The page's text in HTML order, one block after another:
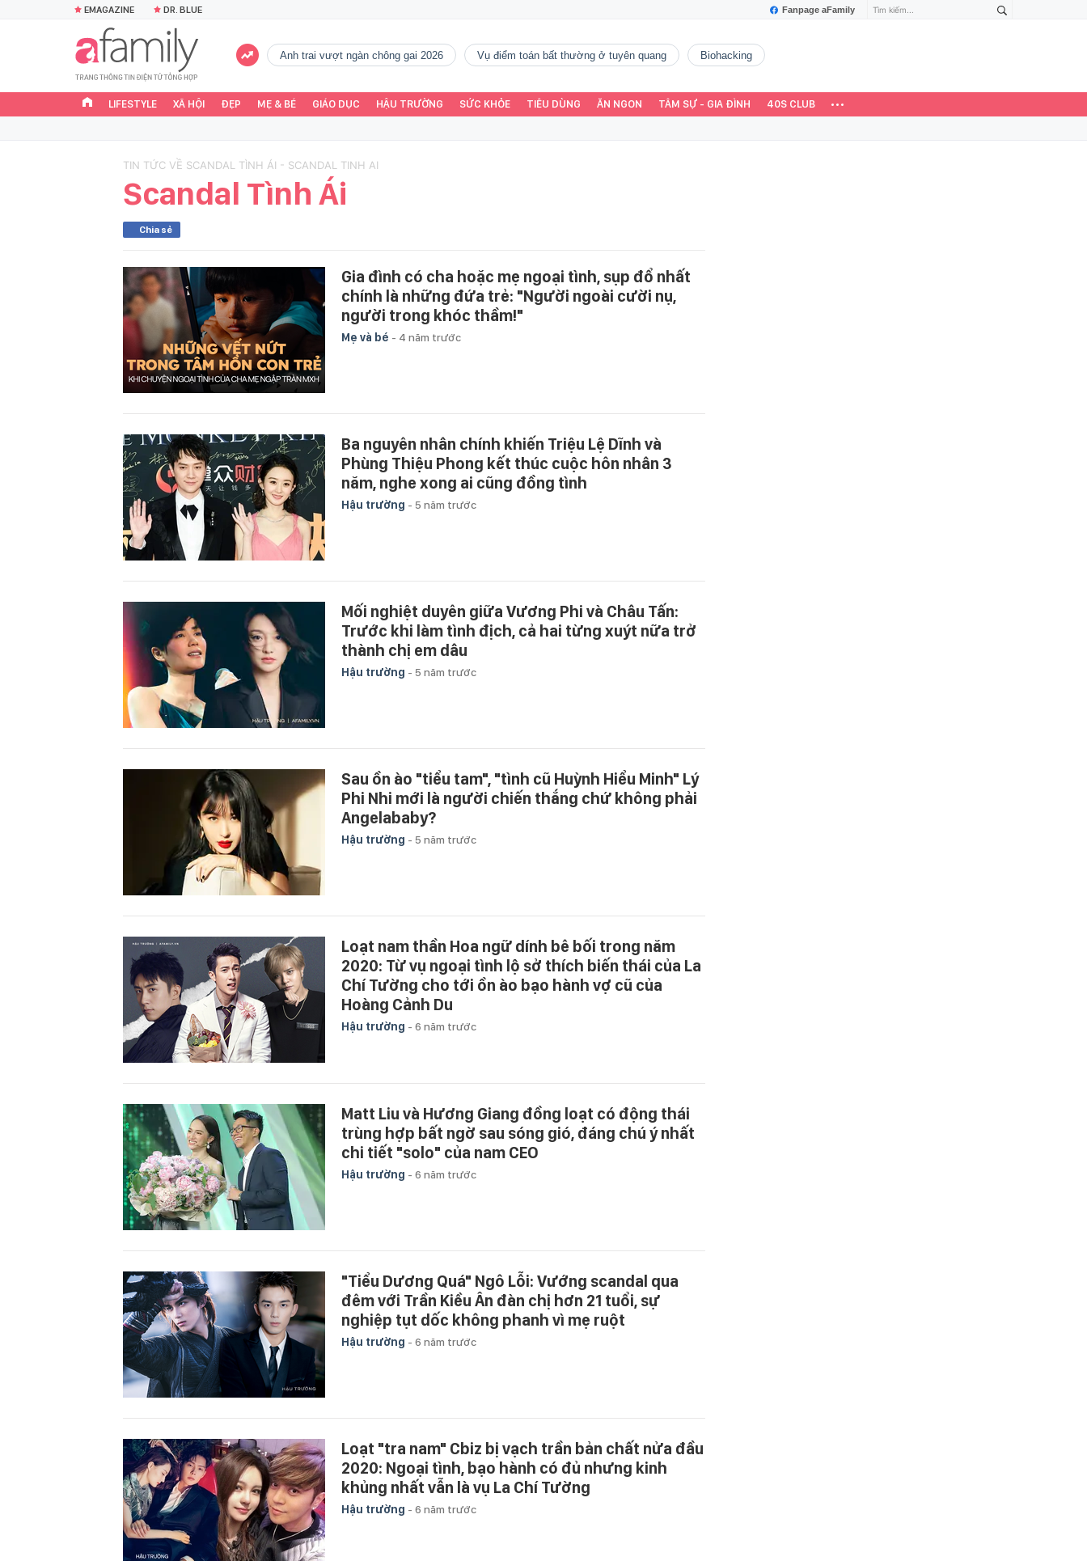
Fanpage aFamily
EMAGAZINE DR. BLUE
Anh trai vượt ngàn chông gai 2026 vụ điểm toán bất thường ở tuyên quang Biohacking
LIFESTYLE XÃ HỘI ĐẸP MẸ & BÉ GIÁO DỤC HẬU TRƯỜNG SỨC KHỎE TIÊU DÙNG ĂN NGON TÂM SỰ - GIA ĐÌNH 40S CLUB
TIN TỨC VỀ SCANDAL TÌNH ÁI - SCANDAL TINH AI
Scandal Tình Ái
Chia sẻ
Gia đình có cha hoặc mẹ ngoại tình, sụp đổ nhất
chính là những đứa trẻ: "Người ngoài cười nụ,
người trong khóc thầm!"
Mẹ và bé - 4 năm trước
Ba nguyên nhân chính khiến Triệu Lệ Dĩnh và
Phùng Thiệu Phong kết thúc cuộc hôn nhân 3
năm, nghe xong ai cũng đồng tình
Hậu trường - 5 năm trước
Mối nghiệt duyên giữa Vương Phi và Châu Tấn:
Trước khi làm tình địch, cả hai từng xuýt nữa trở
thành chị em dâu
Hậu trường - 5 năm trước
Sau ồn ào "tiểu tam", "tình cũ Huỳnh Hiểu Minh" Lý
Phi Nhi mới là người chiến thắng chứ không phải
Angelababy?
Hậu trường - 5 năm trước
Loạt nam thần Hoa ngữ dính bê bối trong năm
2020: Từ vụ ngoại tình lộ sở thích biến thái của La
Chí Tường cho tới ồn ào bạo hành vợ cũ của
Hoàng Cảnh Du
Hậu trường - 6 năm trước
Matt Liu và Hương Giang đồng loạt có động thái
trùng hợp bất ngờ sau sóng gió, đáng chú ý nhất
chi tiết "solo" của nam CEO
Hậu trường - 6 năm trước
"Tiểu Dương Quá" Ngô Lỗi: Vướng scandal qua
đêm với Trần Kiều Ân đàn chị hơn 21 tuổi, sự
nghiệp tụt dốc không phanh vì mẹ ruột
Hậu trường - 6 năm trước
Loạt "tra nam" Cbiz bị vạch trần bản chất nửa đầu
2020: Ngoại tình, bạo hành có đủ nhưng kinh
khủng nhất vẫn là vụ La Chí Tường
Hậu trường - 6 năm trước